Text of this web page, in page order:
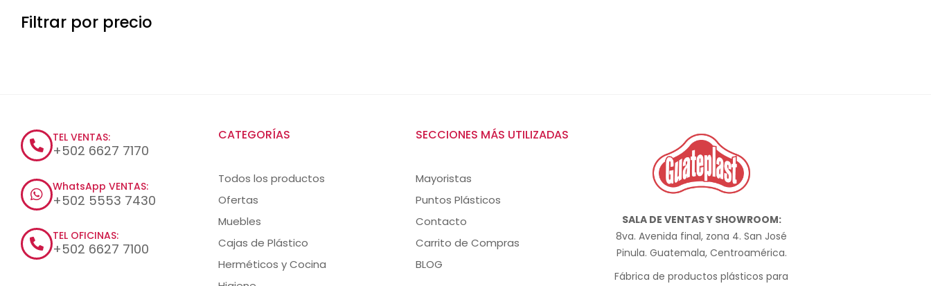
Filtrar por precio
TEL VENTAS:
+502 6627 7170
WhatsApp VENTAS:
+502 5553 7430
TEL OFICINAS:
+502 6627 7100
CATEGORÍAS
Todos los productos
Ofertas
Muebles
Cajas de Plástico
Herméticos y Cocina
SECCIONES MÁS UTILIZADAS
Mayoristas
Puntos Plásticos
Contacto
Carrito de Compras
BLOG
SALA DE VENTAS Y SHOWROOM:
8va. Avenida final, zona 4. San José
Pinula. Guatemala, Centroamérica.
Fábrica de productos plásticos para